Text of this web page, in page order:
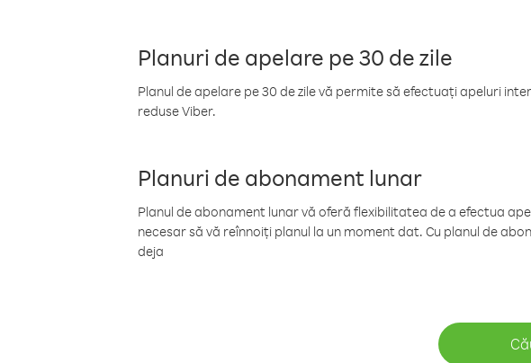
Planuri de apelare pe 30 de zile
Planul de apelare pe 30 de zile vă permite să efectuați apeluri
reduse Viber.
Planuri de abonament lunar
Planul de abonament lunar vă oferă flexibilitatea de a efectua
necesar să vă reînnoiți planul la un moment dat. Cu planul de
deja